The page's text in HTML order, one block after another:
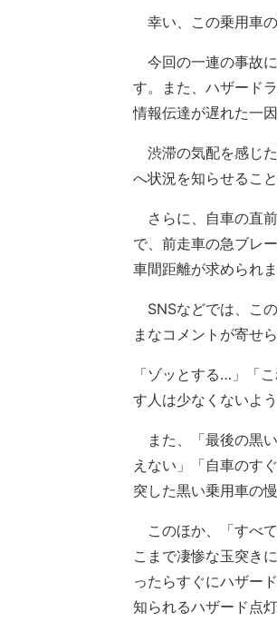
幸い、この乗用車
今回の一連の事故
す。また、ハザード
情報伝達が遅れた一
渋滞の気配を感じ
へ状況を知らせるこ
さらに、自車の直
で、前走車の急ブレ
車間距離が求められま
SNSなどでは、こ
まなコメントが寄せ
「ゾッとする…」「
す人は少なくないよう
また、「最後の黒
えない」「自車のす
突した黒い乗用車の
このほか、「すべ
こまで凄惨な玉突き
ったらすぐにハザー
知られるハザード点